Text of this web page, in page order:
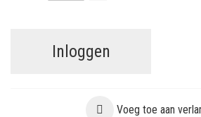
Inloggen
Voeg toe aan